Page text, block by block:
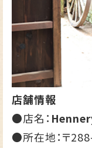
店舗情報
●店名：
●所在地：〒